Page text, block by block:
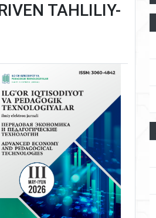
TAHLILIY-